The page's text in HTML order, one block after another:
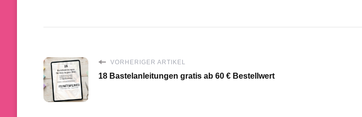
VORHERIGER ARTIKEL
18 Bastelanleitungen gratis ab 60 € Bestellwert